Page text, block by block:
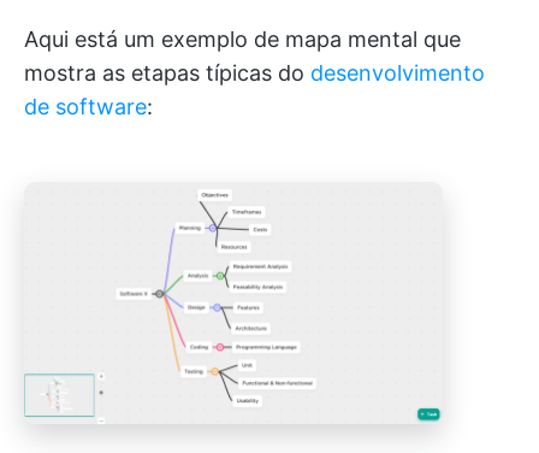
Aqui está um exemplo de mapa mental que
mostra as etapas típicas do desenvolvimento
de software: